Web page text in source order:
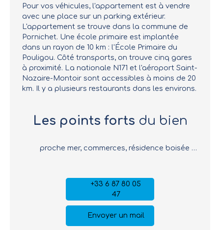
Pour vos véhicules, l'appartement est à vendre
avec une place sur un parking extérieur.
L'appartement se trouve dans la commune de
Pornichet. Une école primaire est implantée
dans un rayon de 10 km : l'École Primaire du
Pouligou. Côté transports, on trouve cinq gares
à proximité. La nationale N171 et l'aéroport Saint-
Nazaire-Montoir sont accessibles à moins de 20
km. Il y a plusieurs restaurants dans les environs.
Les points forts du bien
proche mer, commerces, résidence boisée avec piscine
+33 6 87 80 05
47
Envoyer un mail